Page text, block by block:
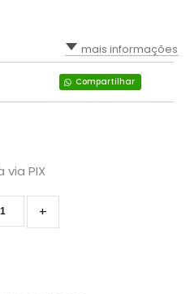
mais informações
Compartilhar
via PIX
+